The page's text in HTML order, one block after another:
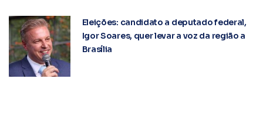
Eleições: candidato a deputado federal,
Igor Soares, quer levar a voz da região a
Brasília